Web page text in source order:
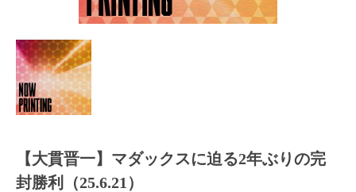
【大貫晋一】マダックスに迫る2年ぶりの完
封勝利（25.6.21）